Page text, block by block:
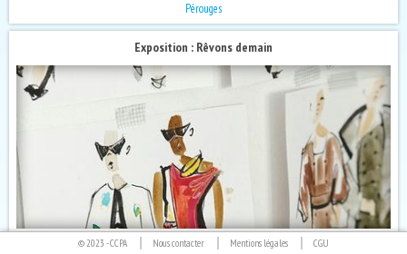
Pérouges
Exposition : Rêvons demain
du 01/07/2026 au 30/08/2026
© 2023 -CCPA Nous contacter Mentions légales CGU